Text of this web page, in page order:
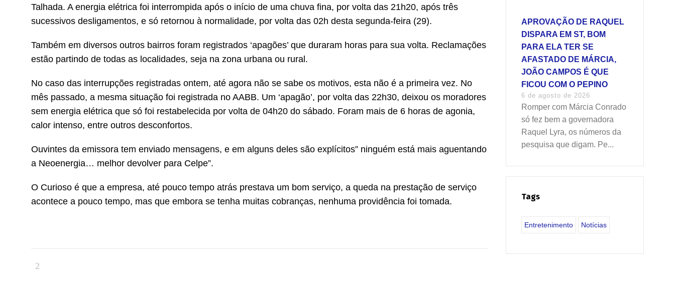
Talhada. A energia elétrica foi interrompida após o início de uma chuva fina, por volta das 21h20, após três
sucessivos desligamentos, e só retornou à normalidade, por volta das 02h desta segunda-feira (29).
Também em diversos outros bairros foram registrados ‘apagões’ que duraram horas para sua volta. Reclamações
estão partindo de todas as localidades, seja na zona urbana ou rural.
No caso das interrupções registradas ontem, até agora não se sabe os motivos, esta não é a primeira vez. No
mês passado, a mesma situação foi registrada no AABB. Um ‘apagão’, por volta das 22h30, deixou os moradores
sem energia elétrica que só foi restabelecida por volta de 04h20 do sábado. Foram mais de 6 horas de agonia,
calor intenso, entre outros desconfortos.
Ouvintes da emissora tem enviado mensagens, e em alguns deles são explícitos” ninguém está mais aguentando
a Neoenergia… melhor devolver para Celpe”.
O Curioso é que a empresa, até pouco tempo atrás prestava um bom serviço, a queda na prestação de serviço
acontece a pouco tempo, mas que embora se tenha muitas cobranças, nenhuma providência foi tomada.
APROVAÇÃO DE RAQUEL
DISPARA EM ST, BOM
PARA ELA TER SE
AFASTADO DE MÁRCIA,
JOÃO CAMPOS É QUE
FICOU COM O PEPINO
6 de agosto de 2026
Romper com Márcia Conrado
só fez bem a governadora
Raquel Lyra, os números da
pesquisa que digam. Pe...
Tags
Entretenimento Notícias